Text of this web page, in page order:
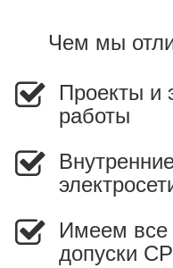
Чем мы
Проекты и
работы
Имеем
допуски